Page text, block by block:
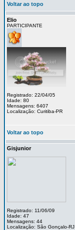
Voltar ao topo
Elio
PARTICIPANTE
Registrado: 22/04/05
Idade: 80
Mensagens: 6407
Localização: Curitiba-PR
Voltar ao topo
Gisjunior
Registrado: 11/06/09
Idade: 47
Mensagens: 44
Localização: São Gonçalo-RJ